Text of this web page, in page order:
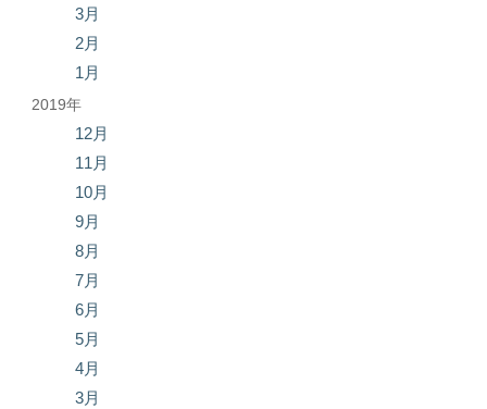
3月
2月
1月
2019年
12月
11月
10月
9月
8月
7月
6月
5月
4月
3月